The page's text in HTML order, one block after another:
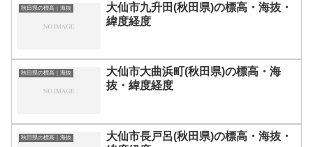
秋田県の標高｜海抜
大仙市九升田(秋田県)の標高・海抜・
緯度経度
秋田県の標高｜海抜
大仙市大曲浜町(秋田県)の標高・海
抜・緯度経度
秋田県の標高｜海抜
大仙市長戸呂(秋田県)の標高・海抜・